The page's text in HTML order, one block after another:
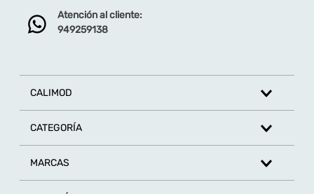
Atención al cliente:
949259138
CALIMOD
CATEGORÍA
MARCAS